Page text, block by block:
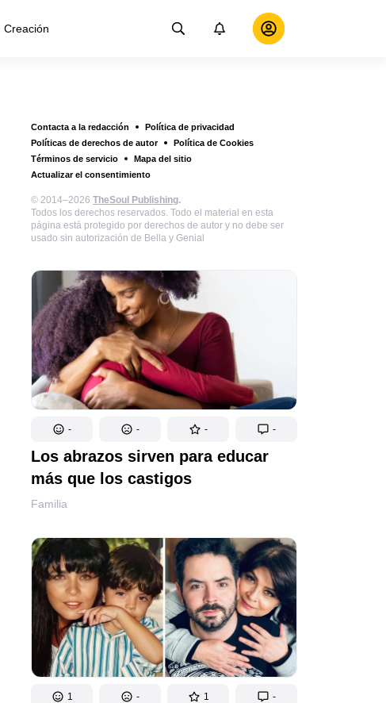
Creación
Contacta a la redacción
Política de privacidad
Políticas de derechos de autor
Política de Cookies
Términos de servicio
Mapa del sitio
Actualizar el consentimiento
© 2014–2026 TheSoul Publishing.
Todos los derechos reservados. Todo el material en esta
página está protegido por derechos de autor y no debe ser
usado sin autorización de Bella y Genial
- - - -
Los abrazos sirven para educar
más que los castigos
Familia
1 - 1 -